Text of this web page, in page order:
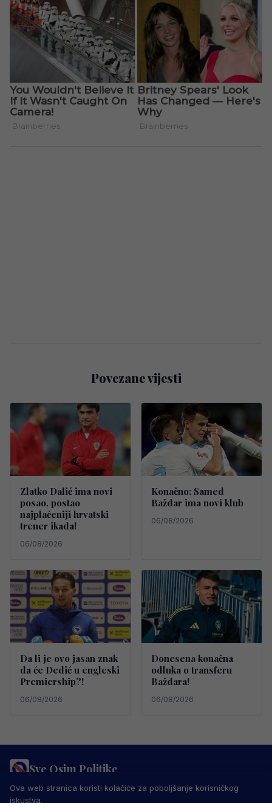
Povezane vijesti
Zlatko Dalić ima novi
posao, postao
najplaćeniji hrvatski
trener ikada!
06/08/2026
Konačno: Samed
Baždar ima novi klub
06/08/2026
Da li je ovo jasan znak
da će Dedić u engleski
Premiership?!
06/08/2026
Donesena konačna
odluka o transferu
Baždara!
06/08/2026
Sve Osim Politike
PRAVILA PRIVATNOSTI MARKETING
USLOVI KORIŠTENJA
IMPRESSUM
Ova web stranica koristi kolačiće za poboljšanje korisničkog
iskustva.